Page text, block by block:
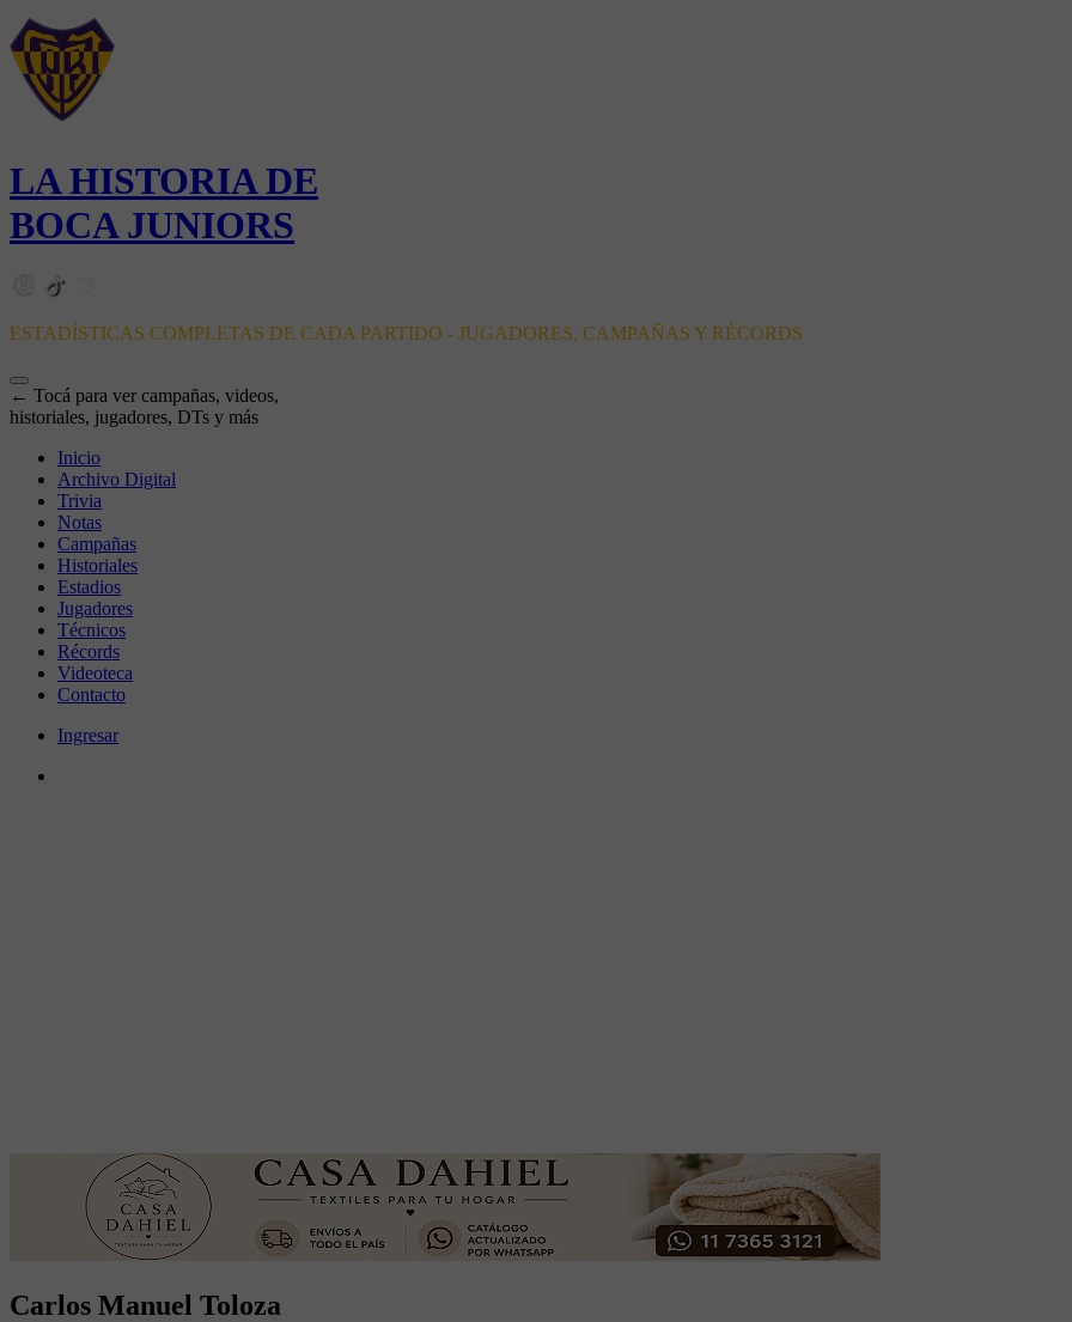
LA HISTORIA DE
BOCA JUNIORS
ESTADÍSTICAS COMPLETAS DE CADA PARTIDO - JUGADORES, CAMPAÑAS Y RÉCORDS
← Tocá para ver campañas, videos,
historiales, jugadores, DTs y más
Inicio
Archivo Digital
Trivia
Notas
Campañas
Historiales
Estadios
Jugadores
Técnicos
Récords
Videoteca
Contacto
Ingresar
Carlos Manuel Toloza